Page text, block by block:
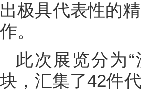
出极具代表性的
作。
此次展览分为“
块，汇集了42件